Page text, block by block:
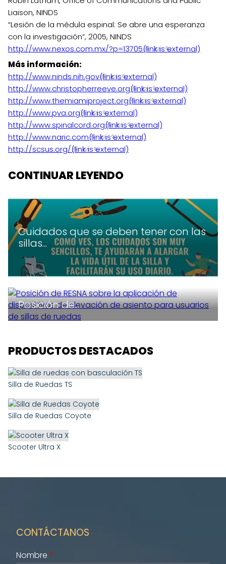
Liaison, NINDS
“Lesión de la médula espinal: Se abre una esperanza
con la investigación”, 2005, NINDS
http://www.nexos.com.mx/?p=13705(link is external)
Más información:
http://www.ninds.nih.gov(link is external)
http://www.christopherreeve.org(link is external)
http://www.themiamiproject.org(link is external)
http://www.pva.org(link is external)
http://www.spinalcord.org(link is external)
http://www.naric.com(link is external)
http://scsus.org/(link is external)
CONTINUAR LEYENDO
Cuidados que se deben tener con las
sillas...
Posición de...
PRODUCTOS DESTACADOS
Silla de Ruedas TS
Silla de Ruedas Coyote
Scooter Ultra X
CONTÁCTANOS
Nombre